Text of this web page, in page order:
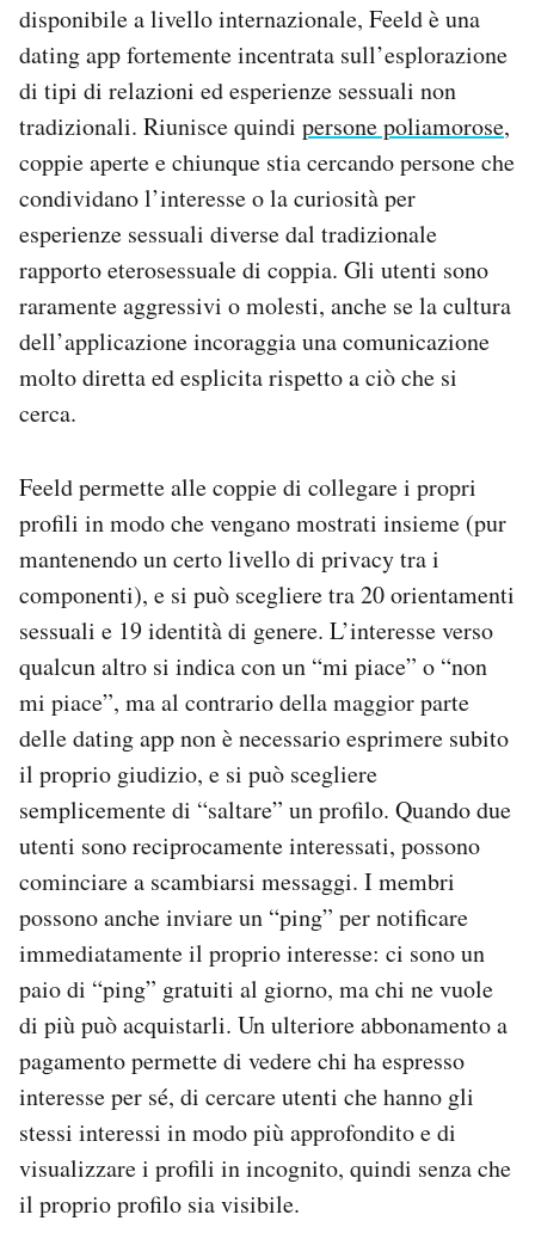
disponibile a livello internazionale, Feeld è una
dating app fortemente incentrata sull’esplorazione
di tipi di relazioni ed esperienze sessuali non
tradizionali. Riunisce quindi persone poliamorose,
coppie aperte e chiunque stia cercando persone che
condividano l’interesse o la curiosità per
esperienze sessuali diverse dal tradizionale
rapporto eterosessuale di coppia. Gli utenti sono
raramente aggressivi o molesti, anche se la cultura
dell’applicazione incoraggia una comunicazione
molto diretta ed esplicita rispetto a ciò che si
cerca.
Feeld permette alle coppie di collegare i propri
profili in modo che vengano mostrati insieme (pur
mantenendo un certo livello di privacy tra i
componenti), e si può scegliere tra 20 orientamenti
sessuali e 19 identità di genere. L’interesse verso
qualcun altro si indica con un “mi piace” o “non
mi piace”, ma al contrario della maggior parte
delle dating app non è necessario esprimere subito
il proprio giudizio, e si può scegliere
semplicemente di “saltare” un profilo. Quando due
utenti sono reciprocamente interessati, possono
cominciare a scambiarsi messaggi. I membri
possono anche inviare un “ping” per notificare
immediatamente il proprio interesse: ci sono un
paio di “ping” gratuiti al giorno, ma chi ne vuole
di più può acquistarli. Un ulteriore abbonamento a
pagamento permette di vedere chi ha espresso
interesse per sé, di cercare utenti che hanno gli
stessi interessi in modo più approfondito e di
visualizzare i profili in incognito, quindi senza che
il proprio profilo sia visibile.